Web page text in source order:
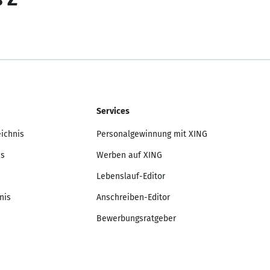
Services
Personalgewinnung mit XING
Werben auf XING
Lebenslauf-Editor
Anschreiben-Editor
Bewerbungsratgeber